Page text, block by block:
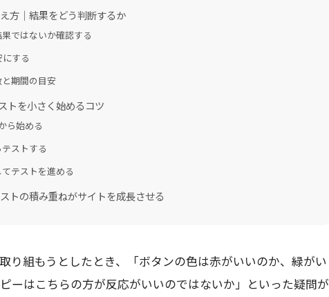
方｜結果をどう判断するか
果ではないか確認する
する
期間の目安
トを小さく始めるコツ
ら始める
ストする
テストを進める
トの積み重ねがサイトを成長させる
り組もうとしたとき、「ボタンの色は赤がいいのか、緑がい
ーはこちらの方が反応がいいのではないか」といった疑問が